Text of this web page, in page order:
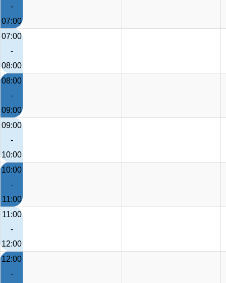
-
07:00
07:00
-
08:00
08:00
-
09:00
09:00
-
10:00
10:00
-
11:00
11:00
-
12:00
12:00
-